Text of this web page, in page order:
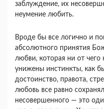
заблуждение, их
неумение любить.
Вроде бы все логично и
абсолютного принятия
любви, которая ни от чего
унижены инстинкты, как
достоинство, правота,
любовь все равно
несовершенного — это